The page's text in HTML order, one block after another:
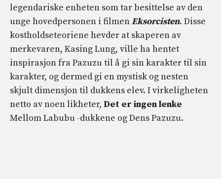
legendariske enheten som tar besittelse av den
unge hovedpersonen i filmenEksorcisten. Disse
kostholdseteoriene hevder at skaperen av
merkevaren, Kasing Lung, ville ha hentet
inspirasjon fra Pazuzu til å gi sin karakter til sin
karakter, og dermed gi en mystisk og nesten
skjult dimensjon til dukkens elev. I virkeligheten
netto av noen likheter, Det er ingen lenke
Mellom Labubu -dukkene og Dens Pazuzu.